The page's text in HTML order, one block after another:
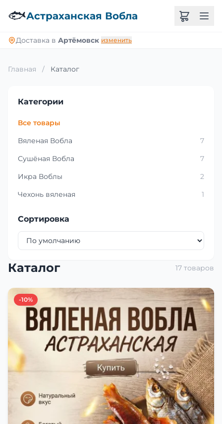
🐟Астраханская Вобла
Доставка в Артёмовск изменить
Главная / Каталог
Категории
Все товары
Вяленая Вобла
7
Сушёная Вобла
7
Икра Воблы
2
Чехонь вяленая
1
Сортировка
Каталог 17 товаров
-10%